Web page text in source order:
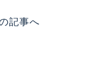
記事へ